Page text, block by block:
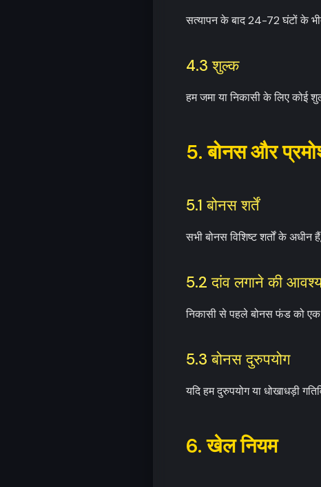
सत्यापन के बाद 24-72 घंटों के
4.3 शुल्क
हम जमा या निकासी के लिए कोई
5. बोनस और
5.1 बोनस शर्तें
सभी बोनस विशिष्ट शर्तों के
5.2 दांव लगाने की
निकासी से पहले बोनस फंड को एक
5.3 बोनस दुरुपयोग
यदि हम दुरुपयोग या धोखाधड़ी
6. खेल नियम